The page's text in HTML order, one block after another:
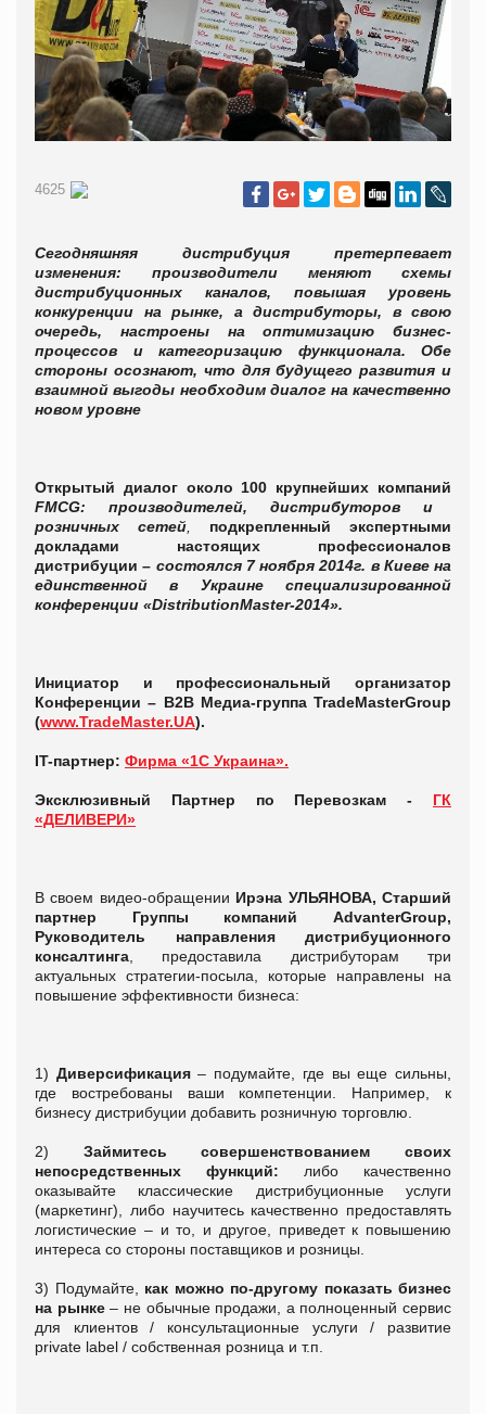
4625
Сегодняшняя дистрибуция претерпевает
изменения: производители меняют схемы
дистрибуционных каналов, повышая уровень
конкуренции на рынке, а дистрибуторы, в свою
очередь, настроены на оптимизацию бизнес-
процессов и категоризацию функционала. Обе
стороны осознают, что для будущего развития и
взаимной выгоды необходим диалог на качественно
новом уровне
Открытый диалог около 100 крупнейших компаний
FMCG: производителей, дистрибуторов и
розничных сетей
подкрепленный экспертными
докладами настоящих профессионалов
дистрибуции– состоялся 7 ноября 2014г. в Киеве на
единственной в Украине специализированной
конференции «DistributionMaster-2014».
Инициатор и профессиональный организатор
Конференции – B2B Медиа-группа TradeMasterGroup
(www.TradeMaster.UA).
IT-партнер: Фирма «1С Украина».
Эксклюзивный Партнер по Перевозкам -
ГК
«ДЕЛИВЕРИ»
В своем видео-обращении Ирэна УЛЬЯНОВА, Старший
партнер Группы компаний AdvanterGroup,
Руководитель направления дистрибуционного
консалтинга , предоставила дистрибуторам три
актуальных стратегии-посыла, которые направлены на
повышение эффективности бизнеса:
1) Диверсификация– подумайте, где вы еще сильны,
где востребованы ваши компетенции. Например, к
бизнесу дистрибуции добавить розничную торговлю.
2) Займитесь совершенствованием своих
непосредственных функций: либо качественно
оказывайте классические дистрибуционные услуги
(маркетинг), либо научитесь качественно предоставлять
логистические – и то, и другое, приведет к повышению
интереса со стороны поставщиков и розницы.
3) Подумайте, как можно по-другому показать бизнес
на рынке– не обычные продажи, а полноценный сервис
для клиентов / консультационные услуги / развитие
private label / собственная розница и т.п.